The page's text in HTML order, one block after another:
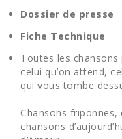
Dossier de presse
Fiche Technique
Toutes les chansons
celui qu’on attend,
qui vous tombe
Chansons friponnes,
chansons